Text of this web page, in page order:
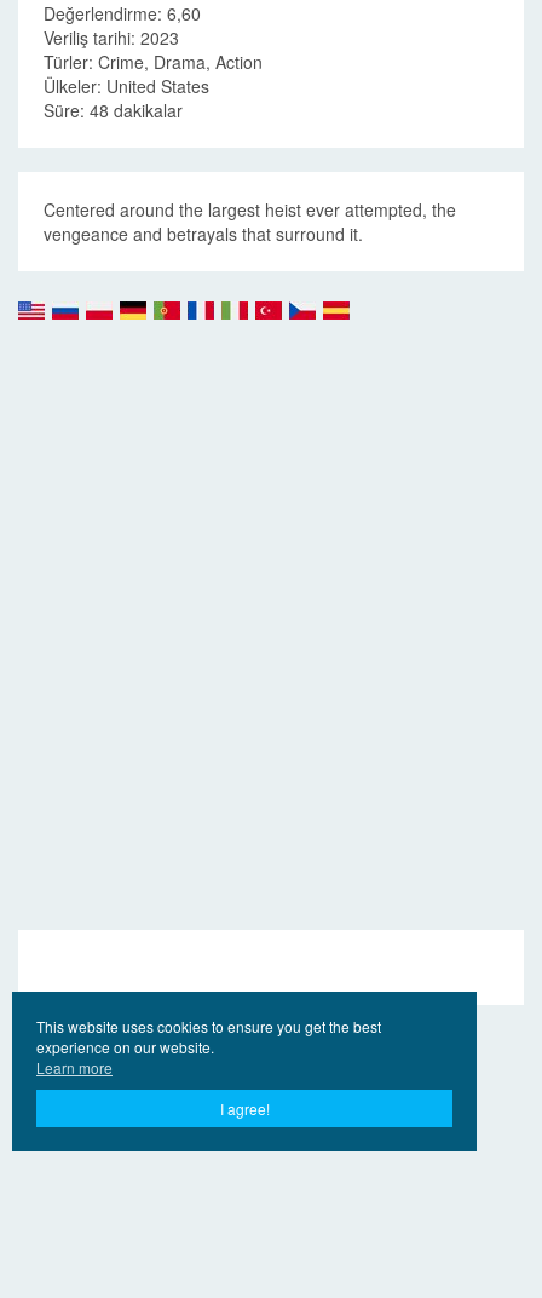
Değerlendirme: 6,60
Veriliş tarihi: 2023
Türler: Crime, Drama, Action
Ülkeler: United States
Süre: 48 dakikalar
Centered around the largest heist ever attempted, the
vengeance and betrayals that surround it.
This website uses cookies to ensure you get the best
experience on our website.
Learn more
I agree!